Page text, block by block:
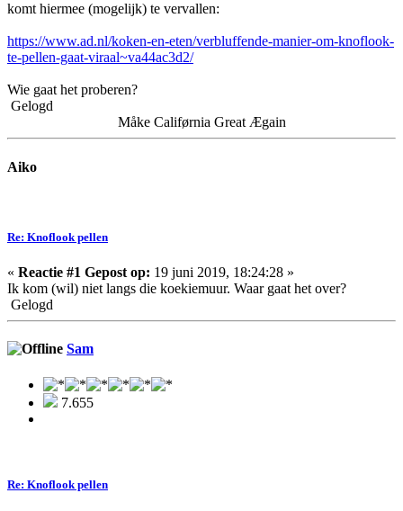
komt hiermee (mogelijk) te vervallen:
https://www.ad.nl/koken-en-eten/verbluffende-manier-om-knoflook-
te-pellen-gaat-viraal~va44ac3d2/
Wie gaat het proberen?
Gelogd
Måke Califørnia Great Ægain
Aiko
Re: Knoflook pellen
« Reactie #1 Gepost op: 19 juni 2019, 18:24:28 »
Ik kom (wil) niet langs die koekiemuur. Waar gaat het over?
Gelogd
Sam
7.655
Re: Knoflook pellen